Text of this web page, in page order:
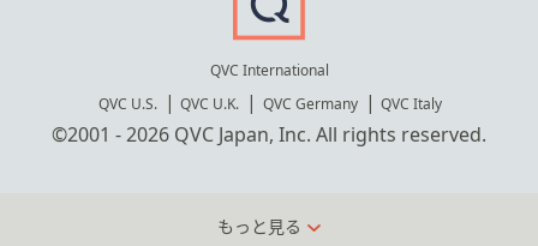
QVC International
QVC U.S.
QVC U.K. QVC Germany QVC Italy
©2001 - 2026 QVC Japan, Inc. All rights reserved.
もっと見る